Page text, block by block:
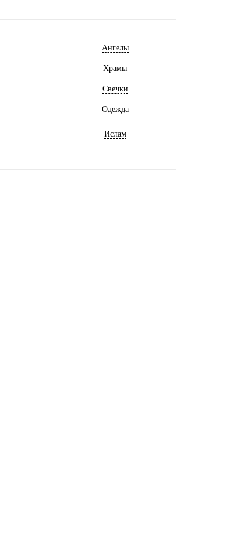
Ангелы
Храмы
Свечки
Одежда
Ислам